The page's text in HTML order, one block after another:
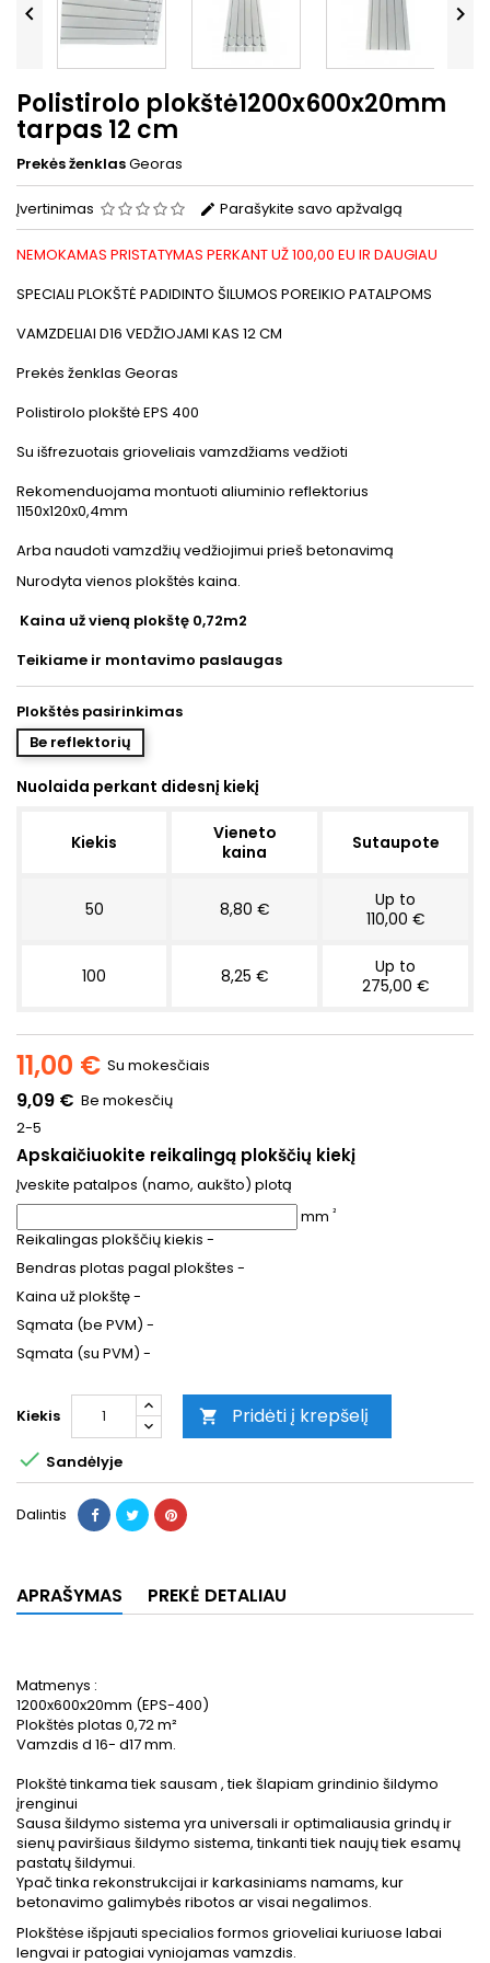
 
Polistirolo plokštė1200x600x20mm
tarpas 12 cm
Prekės ženklasGeoras
Įvertinimas Parašykite savo apžvalgą
NEMOKAMAS PRISTATYMAS PERKANT UŽ 100,00 EU IR DAUGIAU
SPECIALI PLOKŠTĖ PADIDINTO ŠILUMOS POREIKIO PATALPOMS
VAMZDELIAI D16 VEDŽIOJAMI KAS 12 CM
Prekės ženklas Georas
Polistirolo plokštė EPS 400
Su išfrezuotais grioveliais vamzdžiams vedžioti
Rekomenduojama montuoti aliuminio reflektorius
1150x120x0,4mm
Arba naudoti vamzdžių vedžiojimui prieš betonavimą
Nurodyta vienos plokštės kaina.
Kaina už vieną plokštę 0,72m2
Teikiame ir montavimo paslaugas
Plokštės pasirinkimas
Be reflektorių
Nuolaida perkant didesnį kiekį
Kiekis
Vieneto
kaina
Sutaupote
50 8,80 €
Up to
110,00 €
100 8,25 €
Up to
275,00 €
11,00 € Su mokesčiais
9,09 € Be mokesčių
2-5
Apskaičiuokite reikalingą plokščių kiekį
Įveskite patalpos (namo, aukšto) plotą
mm ²
Reikalingas plokščių kiekis -
Bendras plotas pagal plokštes -
Kaina už plokštę-
Sąmata (be PVM) -
Sąmata (su PVM) -
Kiekis  Pridėti į krepšelį
 Sandėlyje
Dalintis
APRAŠYMAS PREKĖ DETALIAU
Matmenys :
1200x600x20mm (EPS-400)
Plokštės plotas 0,72 m²
Vamzdis d 16- d17 mm.
Plokštė tinkama tiek sausam , tiek šlapiam grindinio šildymo
įrenginui
Sausa šildymo sistema yra universali ir optimaliausia grindų ir
sienų paviršiaus šildymo sistema, tinkanti tiek naujų tiek esamų
pastatų šildymui.
Ypač tinka rekonstrukcijai ir karkasiniams namams, kur
betonavimo galimybės ribotos ar visai negalimos.
Plokštėse išpjauti specialios formos grioveliai kuriuose labai
lengvai ir patogiai vyniojamas vamzdis.